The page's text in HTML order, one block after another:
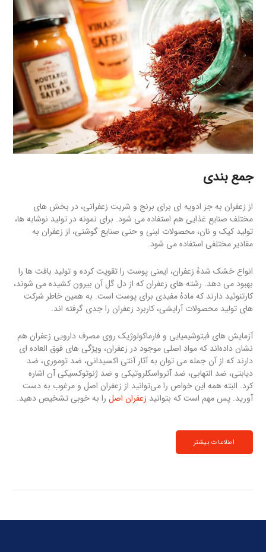
جمع بندی
از زعفران به جز ادویه ای برای برنج و شربت زعفرانی، در بخش های
مختلف صنایع غذایی هم استفاده می شود. برای نمونه در تولید نوشابه ها،
تولید کیک و نان، محصولات لبنی و حتی صنایع گوشتی، از زعفران به
مقادیر مختلفی استفاده می شود.
انواع خشک شدهٔ زعفران، ایمنی پوست را تقویت کرده و تولید بافت ها را
بهبود می دهد. رشته های زعفران که از دل گل آن بیرون کشیده می شوند،
کارتنوئید دارند که مادهٔ مفیدی برای پوست است. به همین خاطر شرکت
های تولید محصولات آرایشی، کاربرد زعفران را جدی گرفته اند.
آزمایش های فیتوشیمیایی و فارماکولوژیک روی مصرف دارویی زعفران هم
نشان داده‌اند که مواد اصلی موجود در زعفران، ویژگی های فوق العاده ای
دارند که از آن جمله می توان به آثار آنتی اکسیدانی، ضد توموری، ضد
دیابتی، ضد التهابی، ضد آترواسکلروتیکی و ضد ژنوتوکسیکی آن اشاره
کرد. البته همه این خواص را می‌توانید از زعفران اصل و مرغوب به دست
آورید. پس مهم است که بتوانید زعفران اصل را به خوبی تشخیص دهید.
اطلاعات بیشتر